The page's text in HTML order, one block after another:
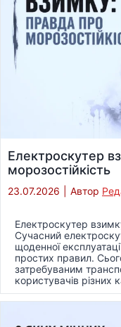
Електроскутер
морозостійкість
23.07.2026 Автор
Електроскутер
Сучасний
щоденної
простих правил.
затребуваним
користувачів різних